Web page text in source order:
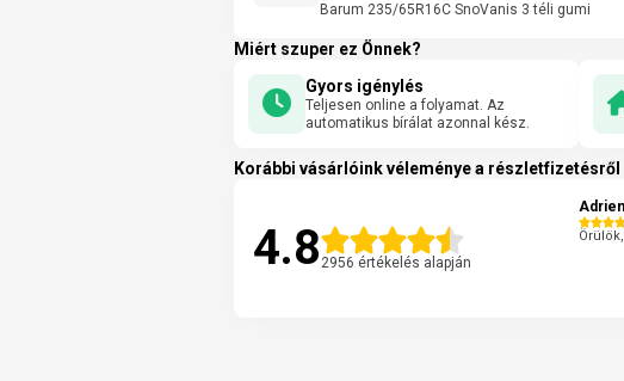
Barum 235/65R16C SnoVanis 3 téli gumi
Miért szuper ez Önnek?
Gyors igénylés
Teljesen online a folyamat. Az
automatikus bírálat azonnal kész.
Korábbi vásárlóink véleménye a részletfizetésről
4.8 2956 értékelés alapján